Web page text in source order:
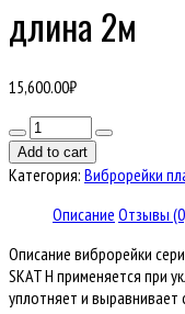
длина 2м
15,600.00₽
Количество
товара
Профиль
виброузла
SKAT
E
/
Add to cart
Категория: Виброрейки
Описание Отзывы
Описание виброрейки
SKAT H применяется при
уплотняет и